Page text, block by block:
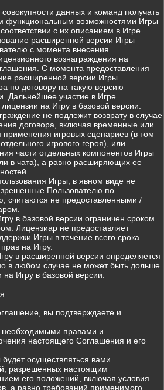
данных и команд получать
функциональным возможностями Игры
с их описанием в Игре.
расширенной версии Игры
с момента внесения
вознаграждения на
С момента предоставления
расширенной версии Игры
по договору на такую версию
Дальнейшее участие в Игре
на Игру в базовой версии.
не подлежит возврату в случае
договора, включая временные или
применения игровых сценариев (в том
игрового героя), или
части отдельных компонентов Игры
в чата), а равно расширяющих ее
Игры, в явном виде не
Пользователю по
считаются не предоставленными /
в базовой версии ограничен сроком
Лицензиар не предоставляет
Игры в течение всего срока
на Игру.
в расширенной версии определяется
в любом случае не может быть дольше
Игру в базовой версии.
вы подтверждаете и
правами и
настоящего Соглашения и его
осуществляться вами
разрешенных настоящим
его положений, включая условия
а равно требований применимого